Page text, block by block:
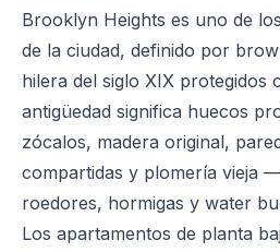
Brooklyn Heights es uno de
de la ciudad, definido por
hilera del siglo XIX protegidos
antigüedad significa huecos
zócalos, madera original,
compartidas y plomería vieja
roedores, hormigas y water
Los apartamentos de planta